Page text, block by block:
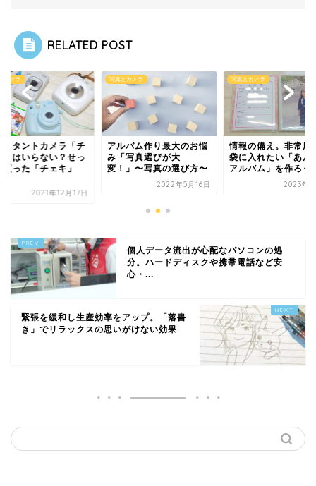
RELATED POST
メラ「チ
い？せっ
ェキ」
年12月17日
写真とカメラ
アルバム作り最大のお悩
み「写真選びが大
変！」〜写真の選び方〜
2022年5月16日
写真とカメラ
情報の備え。非常用持出
袋に入れたい「あんしん
アルバム」を作ろう！
2023年9月1日
個人データ流出が心配なパソコンの処
分。ハードディスクや携帯電話など安
心・...
緊張を緩和し生産効率をアップ。「落書
き」でリラックスの思いがけない効果